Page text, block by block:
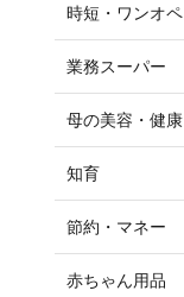
時短・ワンオペ
業務スーパー
母の美容・健康
知育
節約・マネー
赤ちゃん用品